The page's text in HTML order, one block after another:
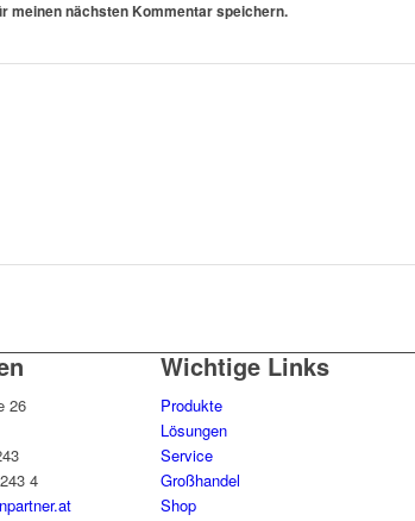
meinen nächsten Kommentar speichern.
26
4
Wichtige Links
Produkte
Lösungen
Service
Großhandel
Shop